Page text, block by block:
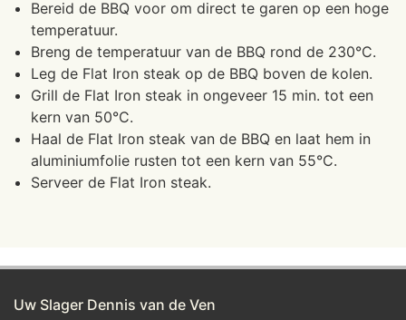
Bereid de BBQ voor om direct te garen op een hoge
temperatuur.
Breng de temperatuur van de BBQ rond de 230°C.
Leg de Flat Iron steak op de BBQ boven de kolen.
Grill de Flat Iron steak in ongeveer 15 min. tot een
kern van 50°C.
Haal de Flat Iron steak van de BBQ en laat hem in
aluminiumfolie rusten tot een kern van 55°C.
Serveer de Flat Iron steak.
Uw Slager Dennis van de Ven